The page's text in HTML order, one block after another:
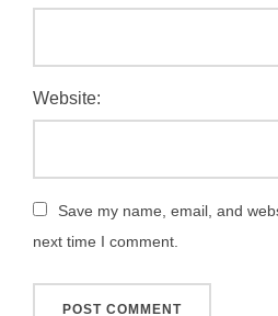
Website:
Save my name, email, and
next time I comment.